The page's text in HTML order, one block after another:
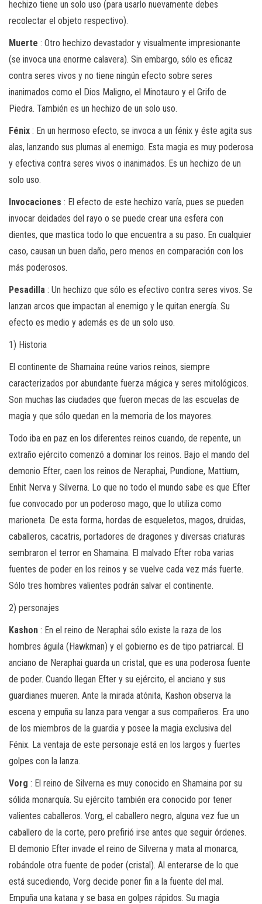
hechizo tiene un solo uso (para usarlo nuevamente debes
recolectar el objeto respectivo).
Muerte : Otro hechizo devastador y visualmente impresionante
(se invoca una enorme calavera). Sin embargo, sólo es eficaz
contra seres vivos y no tiene ningún efecto sobre seres
inanimados como el Dios Maligno, el Minotauro y el Grifo de
Piedra. También es un hechizo de un solo uso.
Fénix : En un hermoso efecto, se invoca a un fénix y éste agita sus
alas, lanzando sus plumas al enemigo. Esta magia es muy poderosa
y efectiva contra seres vivos o inanimados. Es un hechizo de un
solo uso.
Invocaciones : El efecto de este hechizo varía, pues se pueden
invocar deidades del rayo o se puede crear una esfera con
dientes, que mastica todo lo que encuentra a su paso. En cualquier
caso, causan un buen daño, pero menos en comparación con los
más poderosos.
Pesadilla : Un hechizo que sólo es efectivo contra seres vivos. Se
lanzan arcos que impactan al enemigo y le quitan energía. Su
efecto es medio y además es de un solo uso.
1) Historia
El continente de Shamaina reúne varios reinos, siempre
caracterizados por abundante fuerza mágica y seres mitológicos.
Son muchas las ciudades que fueron mecas de las escuelas de
magia y que sólo quedan en la memoria de los mayores.
Todo iba en paz en los diferentes reinos cuando, de repente, un
extraño ejército comenzó a dominar los reinos. Bajo el mando del
demonio Efter, caen los reinos de Neraphai, Pundione, Mattium,
Enhit Nerva y Silverna. Lo que no todo el mundo sabe es que Efter
fue convocado por un poderoso mago, que lo utiliza como
marioneta. De esta forma, hordas de esqueletos, magos, druidas,
caballeros, cacatris, portadores de dragones y diversas criaturas
sembraron el terror en Shamaina. El malvado Efter roba varias
fuentes de poder en los reinos y se vuelve cada vez más fuerte.
Sólo tres hombres valientes podrán salvar el continente.
2) personajes
Kashon : En el reino de Neraphai sólo existe la raza de los
hombres águila (Hawkman) y el gobierno es de tipo patriarcal. El
anciano de Neraphai guarda un cristal, que es una poderosa fuente
de poder. Cuando llegan Efter y su ejército, el anciano y sus
guardianes mueren. Ante la mirada atónita, Kashon observa la
escena y empuña su lanza para vengar a sus compañeros. Era uno
de los miembros de la guardia y posee la magia exclusiva del
Fénix. La ventaja de este personaje está en los largos y fuertes
golpes con la lanza.
Vorg : El reino de Silverna es muy conocido en Shamaina por su
sólida monarquía. Su ejército también era conocido por tener
valientes caballeros. Vorg, el caballero negro, alguna vez fue un
caballero de la corte, pero prefirió irse antes que seguir órdenes.
El demonio Efter invade el reino de Silverna y mata al monarca,
robándole otra fuente de poder (cristal). Al enterarse de lo que
está sucediendo, Vorg decide poner fin a la fuente del mal.
Empuña una katana y se basa en golpes rápidos. Su magia